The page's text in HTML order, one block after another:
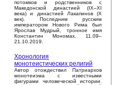
потомков и родственников с
Македонской династией (IX–XI
века) и династией Лакапинов (X
век). Последним русским
императором Нового Рима был
Ярослав Мудрый, тронное имя
Константин Мономах. 11.09–
21.10.2019.
Хронология
монотеистических религий
Автор отождествил Патриархов
монотеизма с известными
фигурами человеческой истории.